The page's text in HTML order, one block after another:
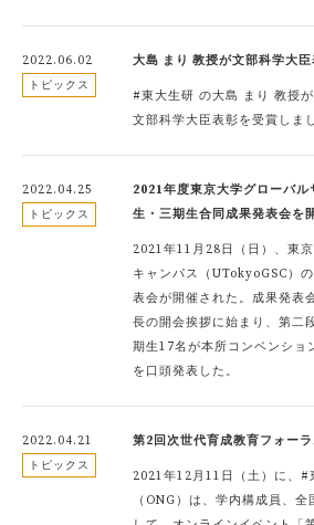
2022.06.02
トピックス
大島 まり 教授が文部科学大
#東大生研 の大島 まり 教授
文部科学大臣表彰を受賞しま
2022.04.25
トピックス
2021年度東京大学グローバ
生・三期生合同成果発表会を
2021年11月28日（日）、東
キャンパス（UTokyoGSC）
表会が開催された。成果発表
長の開会挨拶に始まり、第二
期生17名が本所コンベンショ
を口頭発表した。
2022.04.21
トピックス
第2回次世代育成教育フォー
2021年12月11日（土）に、#
（ONG）は、学内構成員、